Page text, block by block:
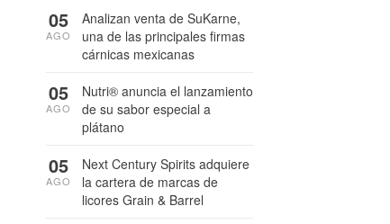
Analizan venta de SuKarne,
una de las principales firmas
cárnicas mexicanas
05
AGO
Nutri® anuncia el lanzamiento
de su sabor especial a
plátano
05
AGO
Next Century Spirits adquiere
la cartera de marcas de
licores Grain & Barrel
05
AGO